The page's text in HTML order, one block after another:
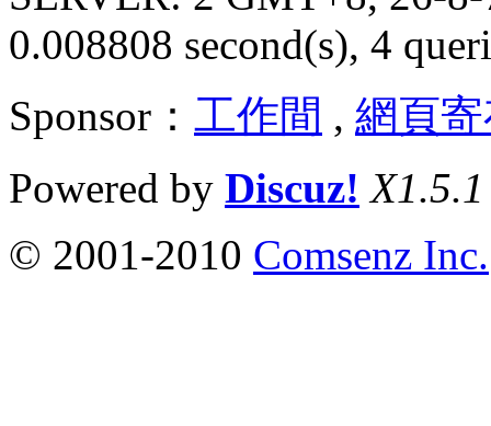
0.008808 second(s), 4
Sponsor： 工作間 , 網頁
Powered by Discuz! X1.5.1
© 2001-2010 Comsenz Inc.